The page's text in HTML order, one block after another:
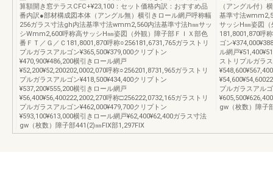
算額開き窓テラスCFC+¥23,100：セット価格内訳：おすすめ品
番内訳●部材構成図本体（アングル無）横引きロール網戸呼称幅
256ガラス寸法gh内法基準寸法wmm2,560内法基準寸法h㎜サッ
シWmm2,600呼称高サッシH㎜姿図（外観）障子部ＦＩＸ部色
番ＦＴ／Ｇ／Ｃ181,8001,870呼称○256181,6731,765ガラストリ
プルガラスアルゴン¥365,500¥379,000クリプトン
¥470,900¥486,200横引きロール網戸
¥52,200¥52,200202,0002,070呼称○256201,8731,965ガラストリ
プルガラスアルゴン¥418,500¥434,400クリプトン
¥537,200¥555,200横引きロール網戸
¥56,400¥56,400222,2002,270呼称□256222,0732,165ガラストリ
プルガラスアルゴン¥462,000¥479,700クリプトン
¥593,100¥613,000横引きロール網戸¥62,400¥62,400ガラス寸法
gw（枚数）障子部441(2)㎜FIX部1,297FIX
（アングル付）
基準寸法
サッシH㎜姿図
181,8001,870呼
ゴン
ル網戸
ストリプルガラ
プルガラスアル
gw（枚数）障子